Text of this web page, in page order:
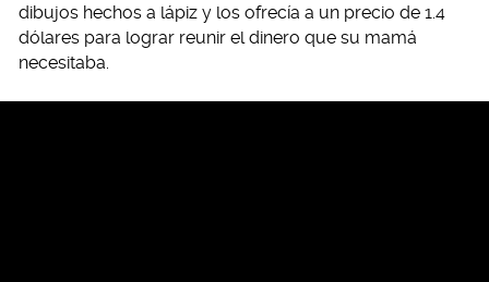
dibujos hechos a lápiz y los ofrecía a un precio de 1.4
dólares para lograr reunir el dinero que su mamá
necesitaba.